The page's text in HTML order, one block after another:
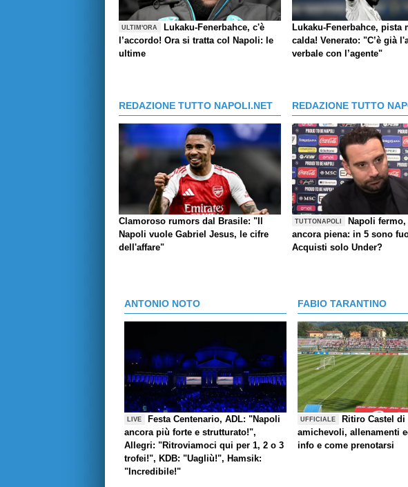
ULTIM'ORA
Lukaku-Fenerbahce, c'è
l’accordo! Ora si tratta col Napoli: le
ultime
Lukaku-Fenerbahce, pista
calda! Venerato: "C’è già
verbale con l’agente"
REDAZIONE TUTTO NAPOLI.NET
Clamoroso rumors dal Brasile: "Il
Napoli vuole Gabriel Jesus, le cifre
dell'affare"
REDAZIONE TUTTO
TUTTONAPOLI
Napoli
ancora piena: in 5 sono
Acquisti solo Under?
ANTONIO NOTO
LIVE
Festa Centenario, ADL: "Napoli
ancora più forte e strutturato!",
Allegri: "Ritroviamoci qui per 1, 2 o 3
trofei!", KDB: "Uagliù!", Hamsik:
"Incredibile!"
FABIO TARANTINO
UFFICIALE
Ritiro Castel di
amichevoli, allenamenti
info e come prenotarsi